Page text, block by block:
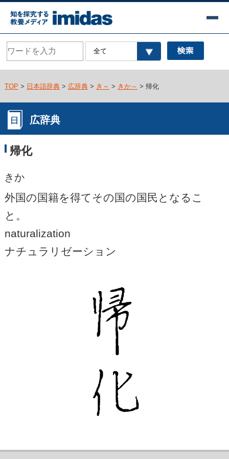
TOP > 日本語辞典> 広辞典> き～ > きか～ > 帰化
広辞典
帰化
きか
外国の国籍を得てその国の国民となるこ
と。
naturalization
ナチュラリゼーション